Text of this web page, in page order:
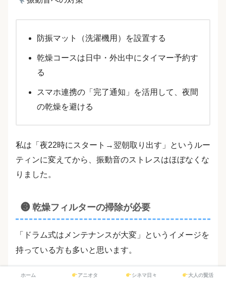
防振マット（洗濯機用）を設置する
乾燥コースは日中・外出中にタイマー予約す
る
スマホ連携の「完了通知」を活用して、夜間
の乾燥を避ける
私は「夜22時にスタート→翌朝取り出す」というルー
ティンに変えてから、振動音のストレスはほぼなくな
りました。
❸ 乾燥フィルターの掃除が必要
「ドラム式はメンテナンスが大変」というイメージを
持っている方も多いと思います。
実際のところ、 慣れれば1分以内に終わります。
ホーム アニオタ シネマ日々 大人の賢活